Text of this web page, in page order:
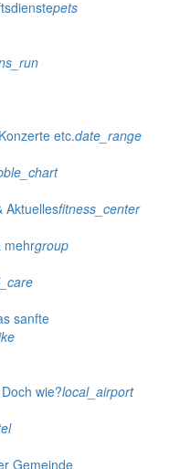
pets
etc.date_range
Aktuellesfitness_center
mehrgroup
sanfte
wie?local_airport
Gemeinde